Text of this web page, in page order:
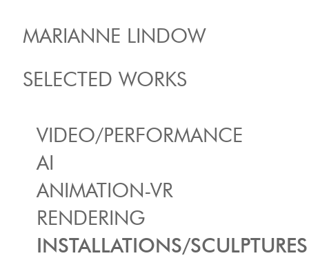
MARIANNE LINDOW
SELECTED WORKS
VIDEO/PERFORMANCE
AI
ANIMATION-VR
RENDERING
INSTALLATIONS/SCULPTURES